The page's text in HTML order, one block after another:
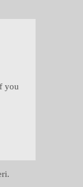
you